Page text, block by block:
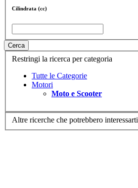
Cilindrata (cc)
Cerca
Restringi la ricerca per categoria
Tutte le Categorie
Motori
Moto e Scooter
Altre ricerche che potrebbero interessarti